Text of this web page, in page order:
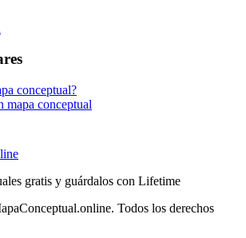
conceptual?
mapa conceptual
gratis y guárdalos con Lifetime
Todos los derechos